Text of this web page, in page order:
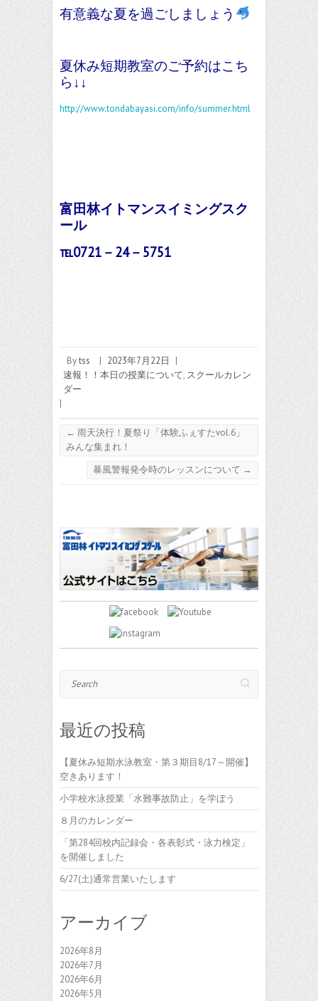
有意義な夏を過ごしましょう
夏休み短期教室のご予約はこち
ら↓↓
http://www.tondabayasi.com/info/summer.html
富田林イトマンスイミングスク
ール
℡0721－24－5751
Bytss | 2023年7月22日
|
速報！！本日の授業について, スクールカレン
ダー
|
← 雨天決行！夏祭り「体験ふぇすたvol.6」
みんな集まれ！
暴風警報発令時のレッスンについて →
最近の投稿
【夏休み短期水泳教室・第３期目8/17～開催】
空きあります！
小学校水泳授業「水難事故防止」を学ぼう
８月のカレンダー
「第284回校内記録会・各表彰式・泳力検定」
を開催しました
6/27(土)通常営業いたします
アーカイブ
2026年8月
2026年7月
2026年6月
2026年5月